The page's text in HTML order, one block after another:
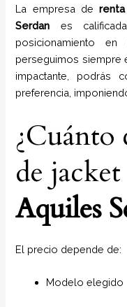
La empresa de
Serdan es
posicionamiento
perseguimos siempre
impactante, podrás
preferencia,
¿Cuánto
de
Aquiles
El precio depende de:
Modelo elegido